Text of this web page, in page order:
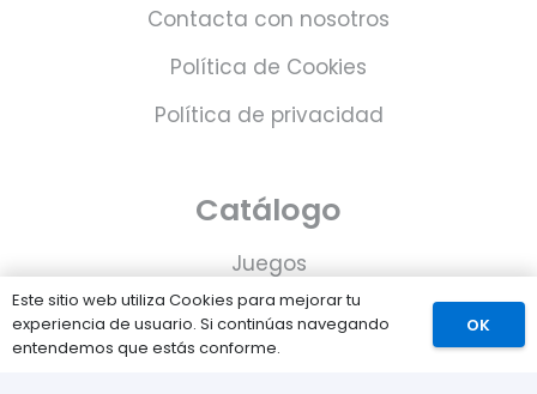
Contacta con nosotros
Política de Cookies
Política de privacidad
Catálogo
Juegos
Consolas
Accesorios para tu PS5
Este sitio web utiliza Cookies para mejorar tu
experiencia de usuario. Si continúas navegando
entendemos que estás conforme.
OK